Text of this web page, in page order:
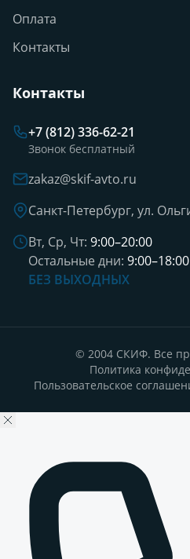
Оплата
Контакты
Контакты
+7 (812) 336-62-21
Звонок бесплатный
zakaz@skif-avto.ru
Санкт-Петербург, ул.
Вт, Ср, Чт: 9:00–20:00
Остальные дни: 9:00–18:00
БЕЗ ВЫХОДНЫХ
© 2004 СКИФ. Все
Политика
Пользовательское